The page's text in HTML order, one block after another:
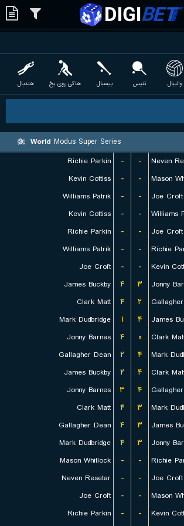
والیبال تنیس بیسبال هاکی روی یخ هندبال
World Modus Super Series
Richie Parkin
- -
Neven
Kevin Cottiss
- -
Mason
Williams Patrik
- -
Joe Croft
Kevin Cottiss
- -
Williams
Richie Parkin
- -
Joe Croft
Williams Patrik
- -
Richie
Joe Croft
- -
Kevin
James Buckby
۴ ۳
Jonny
Clark Matt
۴ ۲
Mark Dudbridge
۱ ۴
James
Jonny Barnes
۴ ۰
Clark
Gallagher Dean
۲ ۴
Mark
James Buckby
۲ ۴
Clark
Jonny Barnes
۳ ۴
Clark Matt
۴ ۳
Mark
Gallagher Dean
۴ ۳
James
Mark Dudbridge
۴ ۳
Jonny
Mason Whitlock
- -
Richie
Neven Resetar
- -
Joe Croft
Joe Croft
- -
Mason
Richie Parkin
- -
Kevin